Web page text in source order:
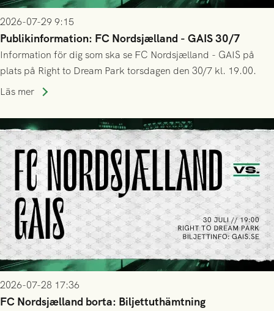
2026-07-29 9:15
Publikinformation: FC Nordsjælland - GAIS 30/7
Information för dig som ska se FC Nordsjælland - GAIS på
plats på Right to Dream Park torsdagen den 30/7 kl. 19.00.
Läs mer
2026-07-28 17:36
FC Nordsjælland borta: Biljettuthämtning